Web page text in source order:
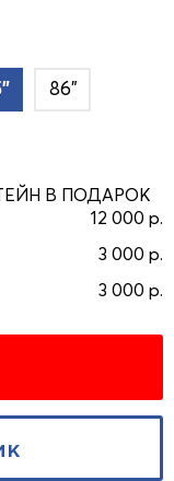
86"
В ПОДАРОК
12 000 р.
3 000 р.
3 000 р.